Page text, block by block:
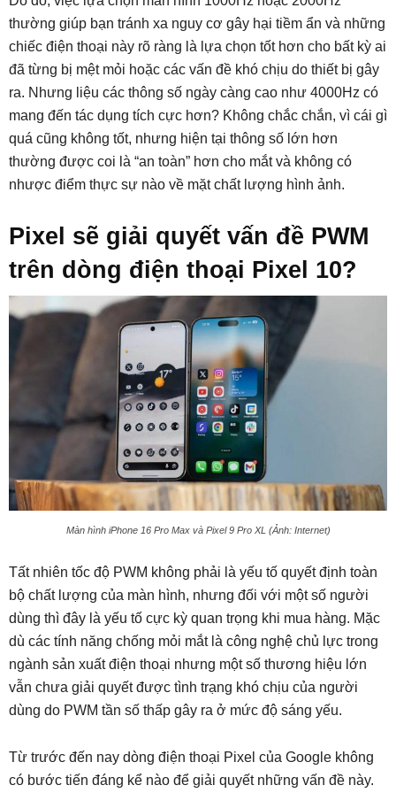
thường giúp bạn tránh xa nguy cơ gây hại tiềm ẩn và những
chiếc điện thoại này rõ ràng là lựa chọn tốt hơn cho bất kỳ ai
đã từng bị mệt mỏi hoặc các vấn đề khó chịu do thiết bị gây
ra. Nhưng liệu các thông số ngày càng cao như 4000Hz có
mang đến tác dụng tích cực hơn? Không chắc chắn, vì cái gì
quá cũng không tốt, nhưng hiện tại thông số lớn hơn
thường được coi là “an toàn” hơn cho mắt và không có
nhược điểm thực sự nào về mặt chất lượng hình ảnh.
Pixel sẽ giải quyết vấn đề PWM
trên dòng điện thoại Pixel 10?
Màn hình iPhone 16 Pro Max và Pixel 9 Pro XL (Ảnh: Internet)
Tất nhiên tốc độ PWM không phải là yếu tố quyết định toàn
bộ chất lượng của màn hình, nhưng đối với một số người
dùng thì đây là yếu tố cực kỳ quan trọng khi mua hàng. Mặc
dù các tính năng chống mỏi mắt là công nghệ chủ lực trong
ngành sản xuất điện thoại nhưng một số thương hiệu lớn
vẫn chưa giải quyết được tình trạng khó chịu của người
dùng do PWM tần số thấp gây ra ở mức độ sáng yếu.
Từ trước đến nay dòng điện thoại Pixel của Google không
có bước tiến đáng kể nào để giải quyết những vấn đề này.